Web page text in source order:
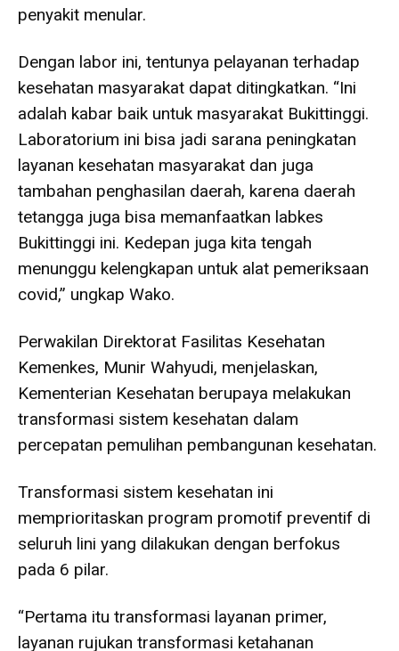
penyakit menular.
Dengan labor ini, tentunya pelayanan terhadap
kesehatan masyarakat dapat ditingkatkan. “Ini
adalah kabar baik untuk masyarakat Bukittinggi.
Laboratorium ini bisa jadi sarana peningkatan
layanan kesehatan masyarakat dan juga
tambahan penghasilan daerah, karena daerah
tetangga juga bisa memanfaatkan labkes
Bukittinggi ini. Kedepan juga kita tengah
menunggu kelengkapan untuk alat pemeriksaan
covid,” ungkap Wako.
Perwakilan Direktorat Fasilitas Kesehatan
Kemenkes, Munir Wahyudi, menjelaskan,
Kementerian Kesehatan berupaya melakukan
transformasi sistem kesehatan dalam
percepatan pemulihan pembangunan kesehatan.
Transformasi sistem kesehatan ini
memprioritaskan program promotif preventif di
seluruh lini yang dilakukan dengan berfokus
pada 6 pilar.
“Pertama itu transformasi layanan primer,
layanan rujukan transformasi ketahanan